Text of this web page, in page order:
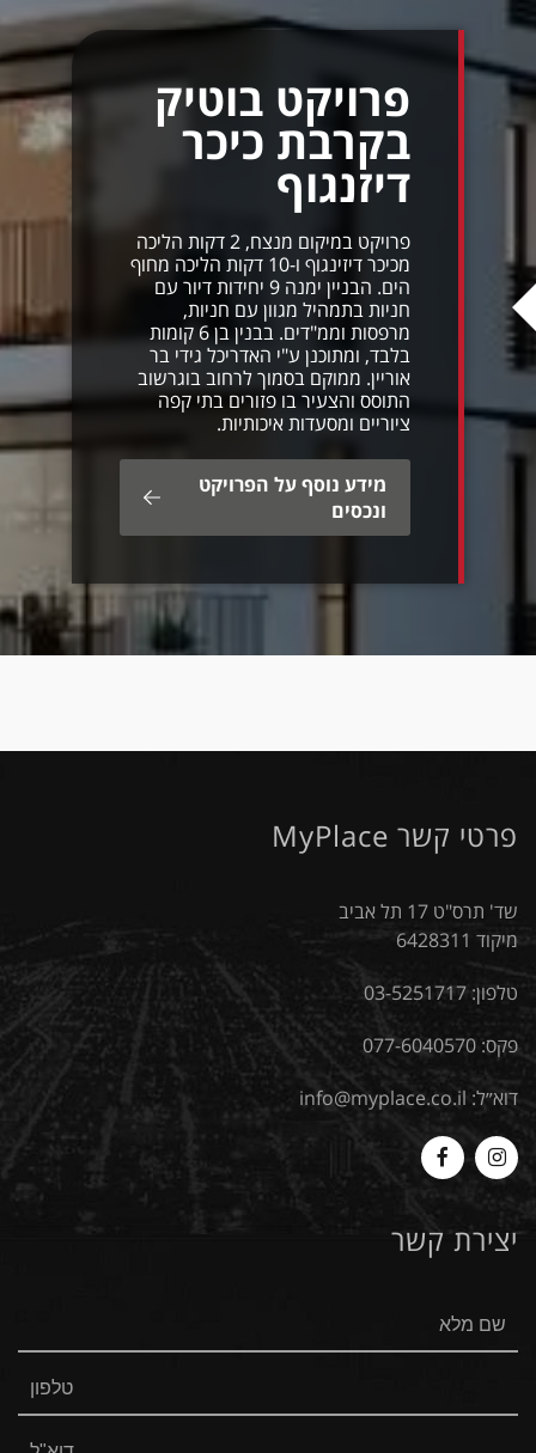
פרויקט בוטיק
בקרבת כיכר
דיזנגוף
פרויקט במיקום מנצח, 2 דקות הליכה
מכיכר דיזינגוף ו-10 דקות הליכה מחוף
הים. הבניין ימנה 9 יחידות דיור עם
חניות בתמהיל מגוון עם חניות,
מרפסות וממ"דים. בבנין בן 6 קומות
בלבד, ומתוכנן ע"י האדריכל גידי בר
אוריין. ממוקם בסמוך לרחוב בוגרשוב
התוסס והצעיר בו פזורים בתי קפה
ציוריים ומסעדות איכותיות.
מידע נוסף על הפרויקט
ונכסים
פרטי קשר MyPlace
שד' תרס"ט 17 תל אביב
מיקוד 6428311
טלפון: 03-5251717
פקס: 077-6040570
דוא״ל: info@myplace.co.il
Myplace
-
Instagram
MyPlace
Facebook
יצירת קשר